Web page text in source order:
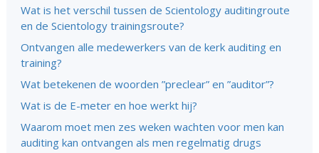
Wat is het verschil tussen de Scientology auditingroute
en de Scientology trainingsroute?
Ontvangen alle medewerkers van de kerk auditing en
training?
Wat betekenen de woorden ”preclear” en ”auditor”?
Wat is de E-meter en hoe werkt hij?
Waarom moet men zes weken wachten voor men kan
auditing kan ontvangen als men regelmatig drugs